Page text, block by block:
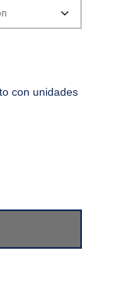
con unidades